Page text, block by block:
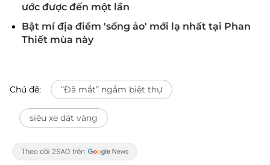
ước được đến một lần
Bật mí địa điểm 'sống ảo' mới lạ nhất tại Phan
Thiết mùa này
Chủ đề: “Đã mắt” ngắm biệt thự
siêu xe dát vàng